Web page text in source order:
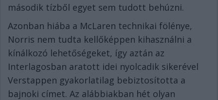
második tízből egyet sem tudott behúzni.
Azonban hiába a McLaren technikai fölénye,
Norris nem tudta kellőképpen kihasználni a
kínálkozó lehetőségeket, így aztán az
Interlagosban aratott idei nyolcadik sikerével
Verstappen gyakorlatilag bebiztosította a
bajnoki címet. Az alábbiakban hét olyan